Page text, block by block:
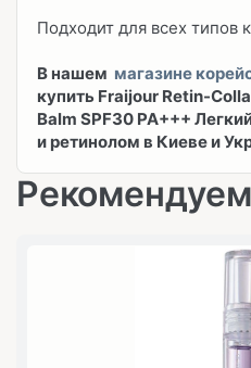
Подходит для всех типов
В нашем магазине
купить Fraijour Retin-
Balm SPF30 PA+++
и ретинолом в Киеве и